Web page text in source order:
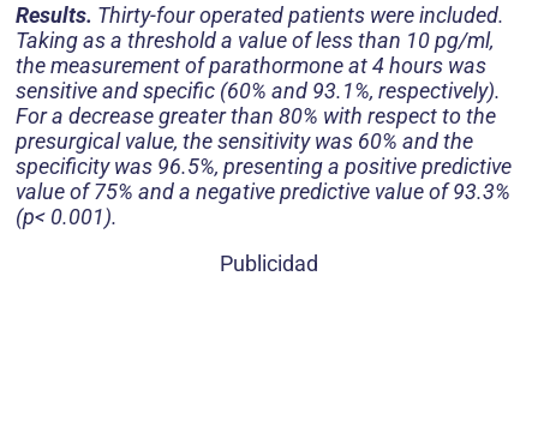
Results. Thirty-four operated patients were included.
Taking as a threshold a value of less than 10 pg/ml,
the measurement of parathormone at 4 hours was
sensitive and specific (60% and 93.1%, respectively).
For a decrease greater than 80% with respect to the
presurgical value, the sensitivity was 60% and the
specificity was 96.5%, presenting a positive predictive
value of 75% and a negative predictive value of 93.3%
(p< 0.001).
Publicidad